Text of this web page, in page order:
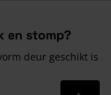
en stomp?
deur geschikt is